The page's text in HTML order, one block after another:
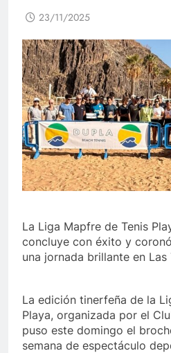
23/11/2025
La Liga Mapfre de Tenis
concluye con éxito y
una jornada brillante en Las
La edición tinerfeña de la
Playa, organizada por el
puso este domingo el
semana de espectáculo